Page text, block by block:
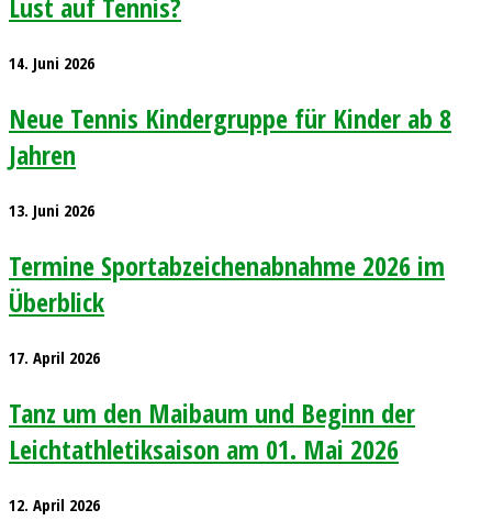
14. Juni 2026
Neue Tennis Kindergruppe für Kinder ab 8
Jahren
13. Juni 2026
Termine Sportabzeichenabnahme 2026 im
Überblick
17. April 2026
Tanz um den Maibaum und Beginn der
Leichtathletiksaison am 01. Mai 2026
12. April 2026